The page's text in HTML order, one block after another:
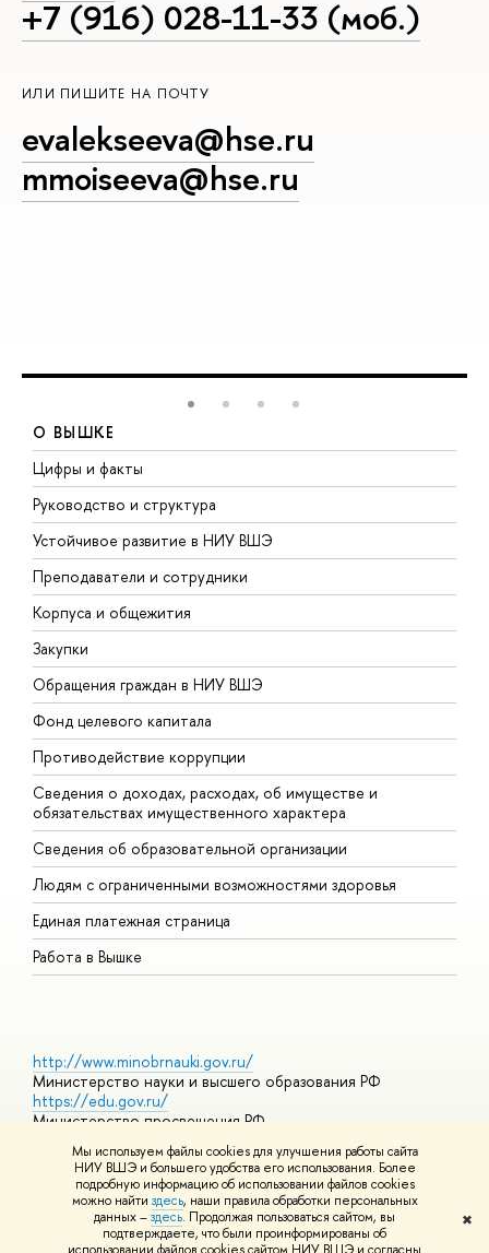
Мы используем файлы cookies для улучшения работы сайта
НИУ ВШЭ и большего удобства его использования. Более
подробную информацию об использовании файлов cookies
можно найти здесь, наши правила обработки персональных
данных –здесь. Продолжая пользоваться сайтом, вы
подтверждаете, что были проинформированы об
✖
+7 (916) 028-11-33 (моб.)
ИЛИ ПИШИТЕ НА ПОЧТУ
evalekseeva@hse.ru
mmoiseeva@hse.ru
О ВЫШКЕ
Цифры и факты
Руководство и структура
Устойчивое развитие в НИУ ВШЭ
Преподаватели и сотрудники
Корпуса и общежития
Закупки
Обращения граждан в НИУ ВШЭ
Фонд целевого капитала
Противодействие коррупции
Сведения о доходах, расходах, об имуществе и
обязательствах имущественного характера
Сведения об образовательной организации
Людям с ограниченными возможностями здоровья
Единая платежная страница
Работа в Вышке
http://www.minobrnauki.gov.ru/
Министерство науки и высшего образования РФ
https://edu.gov.ru/
Министерство просвещения РФ
https://elearning.hse.ru/mooc
Массовые открытые онлайн-курсы
© НИУ ВШЭ 1993–2026 Адреса и контактыУсловия
использования материалов Политика конфиденциальности